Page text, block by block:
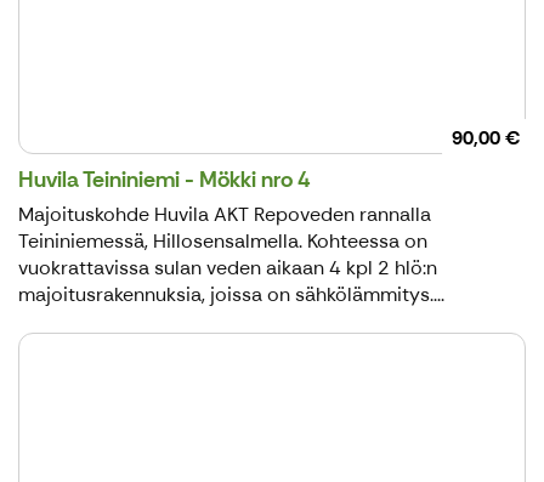
90,00 €
Huvila Teininiemi - Mökki nro 4
Majoituskohde Huvila AKT Repoveden rannalla
Teininiemessä, Hillosensalmella. Kohteessa on
vuokrattavissa sulan veden aikaan 4 kpl 2 hlö:n
majoitusrakennuksia, joissa on sähkölämmitys....